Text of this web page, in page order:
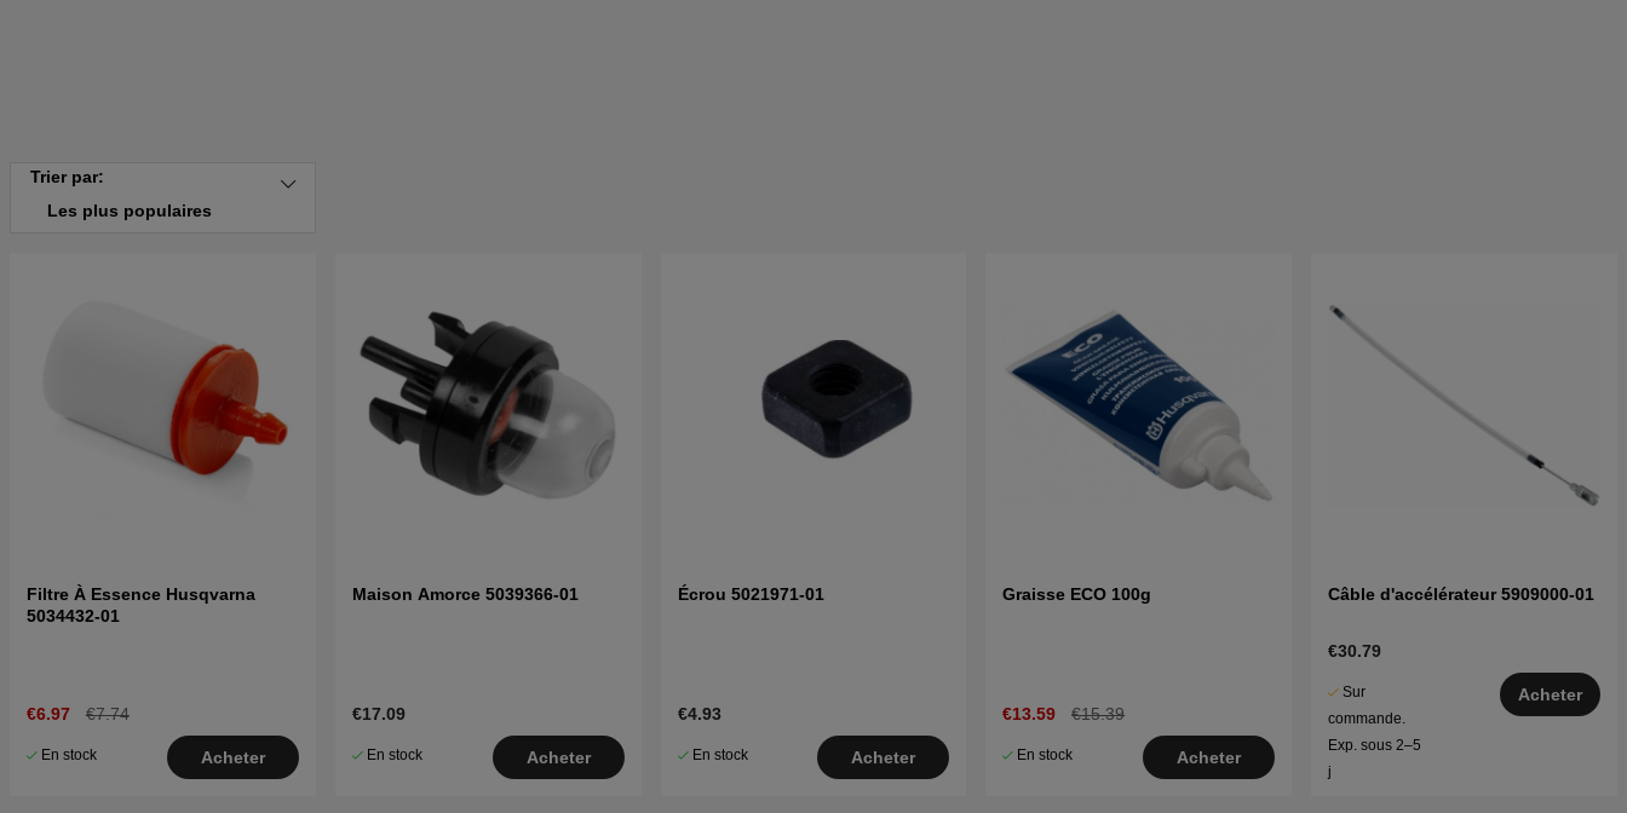
Trier par:
Les plus populaires
Filtre À Essence Husqvarna
5034432-01
€6.97 €7.74
En stock Acheter
Maison Amorce 5039366-01
€17.09
En stock Acheter
Écrou 5021971-01
€4.93
En stock Acheter
Graisse ECO 100g
€13.59 €15.39
En stock Acheter
Câble d'accélérateur 5909000-01
€30.79
Sur
commande.
Exp. sous 2–5
j
Acheter